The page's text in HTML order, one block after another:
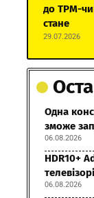
до TPM-
стане
29.07.2026
Одна
зможе
06.08.2026
HDR10+
06.08.2026